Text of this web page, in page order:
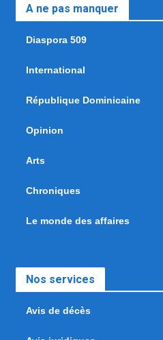
A ne pas manquer
Diaspora 509
International
République Dominicaine
Opinion
Arts
Chroniques
Le monde des affaires
Nos services
Avis de décès